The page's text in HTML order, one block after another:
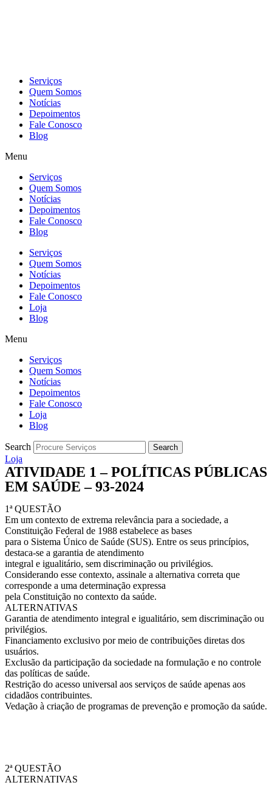
Serviços
Quem Somos
Notícias
Depoimentos
Fale Conosco
Blog
Menu
Serviços
Quem Somos
Notícias
Depoimentos
Fale Conosco
Blog
Serviços
Quem Somos
Notícias
Depoimentos
Fale Conosco
Loja
Blog
Menu
Serviços
Quem Somos
Notícias
Depoimentos
Fale Conosco
Loja
Blog
Search Search
Loja
ATIVIDADE 1 – POLÍTICAS PÚBLICAS
EM SAÚDE – 93-2024
1ª QUESTÃO
Em um contexto de extrema relevância para a sociedade, a
Constituição Federal de 1988 estabelece as bases
para o Sistema Único de Saúde (SUS). Entre os seus princípios,
destaca-se a garantia de atendimento
integral e igualitário, sem discriminação ou privilégios.
Considerando esse contexto, assinale a alternativa correta que
corresponde a uma determinação expressa
pela Constituição no contexto da saúde.
ALTERNATIVAS
Garantia de atendimento integral e igualitário, sem discriminação ou
privilégios.
Financiamento exclusivo por meio de contribuições diretas dos
usuários.
Exclusão da participação da sociedade na formulação e no controle
das políticas de saúde.
Restrição do acesso universal aos serviços de saúde apenas aos
cidadãos contribuintes.
Vedação à criação de programas de prevenção e promoção da saúde.
2ª QUESTÃO
ALTERNATIVAS